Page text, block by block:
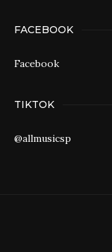
FACEBOOK
Facebook
TIKTOK
@allmusicsp